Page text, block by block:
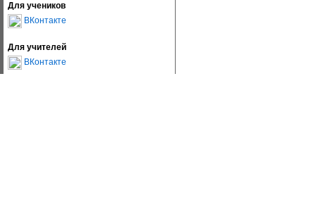
Для учеников
ВКонтакте
Для учителей
ВКонтакте